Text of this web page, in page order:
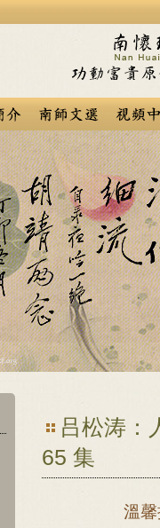
吕松涛
65 集
溫